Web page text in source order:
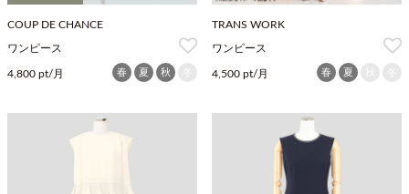
COUP DE CHANCE
ワンピース
4,800 pt/月 春 夏 秋
TRANS WORK
ワンピース
4,500 pt/月 春 夏